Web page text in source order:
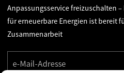
Anpassungsservice freizuschalten
für erneuerbare Energien ist bereit
Zusammenarbeit